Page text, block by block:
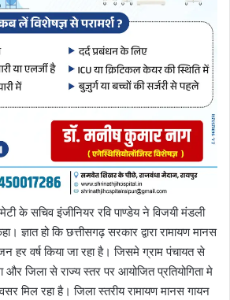
के सचिव इंजीनियर रवि पाण्डेय ने विजयी मंडली
ज्ञात हो कि छत्तीसगढ़ सरकार द्वारा रामायण मानस
हर वर्ष किया जा रहा है। जिसमे ग्राम पंचायत से
जिला से राज्य स्तर पर आयोजित प्रतियोगिता मे
मिल रहा है। जिला स्तरीय रामायण मानस गायन